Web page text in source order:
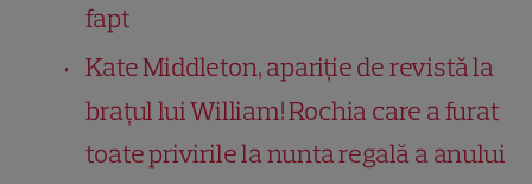
fapt
Kate Middleton, apariție de revistă la
brațul lui William! Rochia care a furat
toate privirile la nunta regală a anului